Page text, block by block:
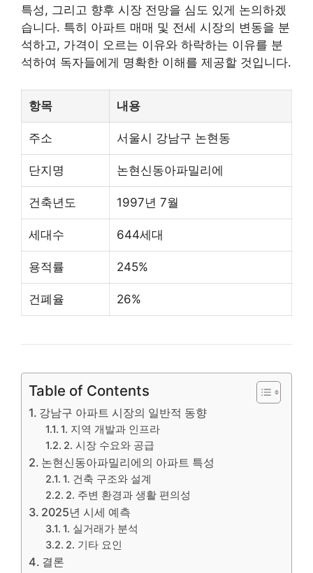
특성, 그리고 향후 시장 전망을 심도 있게 논의하겠
습니다. 특히 아파트 매매 및 전세 시장의 변동을 분
석하고, 가격이 오르는 이유와 하락하는 이유를 분
석하여 독자들에게 명확한 이해를 제공할 것입니다.
항목 내용
주소 서울시 강남구 논현동
단지명 논현신동아파밀리에
건축년도 1997년 7월
세대수 644세대
용적률 245%
건폐율 26%
Table of Contents
강남구 아파트 시장의 일반적 동향
1. 지역 개발과 인프라
2. 시장 수요와 공급
논현신동아파밀리에의 아파트 특성
1. 건축 구조와 설계
2. 주변 환경과 생활 편의성
2025년 시세 예측
1. 실거래가 분석
2. 기타 요인
결론